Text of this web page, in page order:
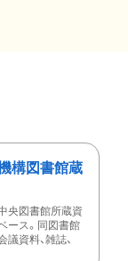
構図書館蔵
央図書館所蔵資
ース。同図書館
資料、雑誌、